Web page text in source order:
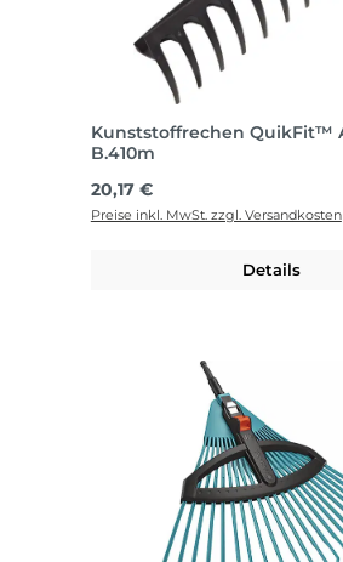
Kunststoffrechen QuikFit™
B.410m
Regulärer Preis:
20,17 €
Preise inkl. MwSt. zzgl. Versandkosten
Details